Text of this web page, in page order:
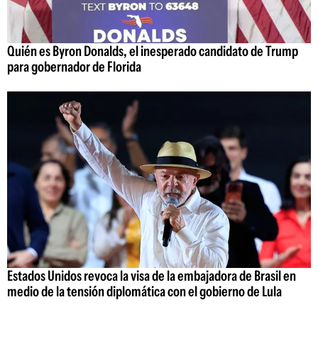
Quién es Byron Donalds, el inesperado candidato de Trump
para gobernador de Florida
Estados Unidos revoca la visa de la embajadora de Brasil en
medio de la tensión diplomática con el gobierno de Lula